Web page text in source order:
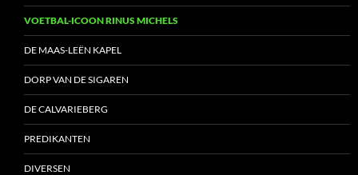
VOETBAL-ICOON RINUS MICHELS
DE MAAS-LEËN KAPEL
DORP VAN DE SIGAREN
DE CALVARIEBERG
PREDIKANTEN
DIVERSEN